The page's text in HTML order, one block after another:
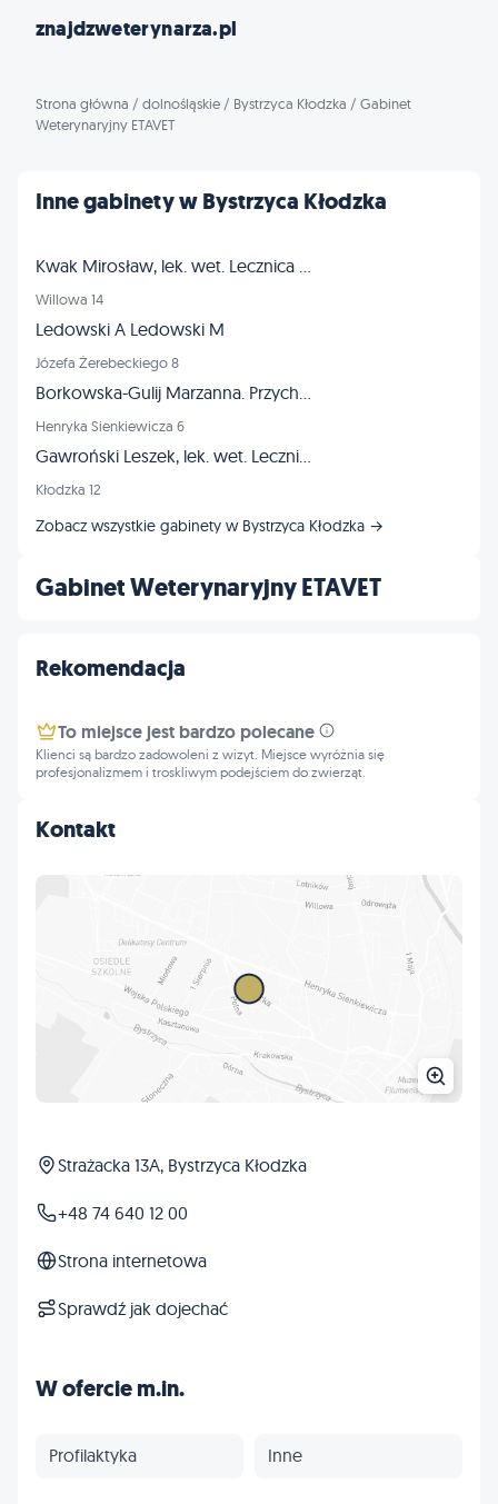
znajdzweterynarza.pl
Strona główna / dolnośląskie / Bystrzyca Kłodzka / Gabinet
Weterynaryjny ETAVET
Gabinet Weterynaryjny ETAVET
Kontakt
Strażacka 13A, Bystrzyca Kłodzka
+48 74 640 12 00
Strona internetowa
Sprawdź jak dojechać
W ofercie m.in.
Profilaktyka Inne
Inne gabinety w Bystrzyca Kłodzka
Kwak Mirosław, lek. wet. Lecznica dla zwierząt
Willowa 14
Ledowski A Ledowski M
Józefa Żerebeckiego 8
Borkowska-Gulij Marzanna. Przychodnia weterynaryjna
Henryka Sienkiewicza 6
Gawroński Leszek, lek. wet. Lecznica dla zwierząt
Kłodzka 12
Zobacz wszystkie gabinety w Bystrzyca Kłodzka →
Rekomendacja
To miejsce jest bardzo polecane
Klienci są bardzo zadowoleni z wizyt. Miejsce wyróżnia się
profesjonalizmem i troskliwym podejściem do zwierząt.